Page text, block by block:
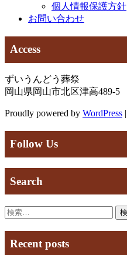
個人情報保護方針
お問い合わせ
Access
ずいうんどう葬祭
岡山県岡山市北区津高489-5
Proudly powered by WordPress |
Follow Us
Search
検
Recent posts